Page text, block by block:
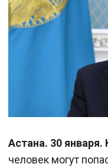
Астана. 30 января.
человек могут